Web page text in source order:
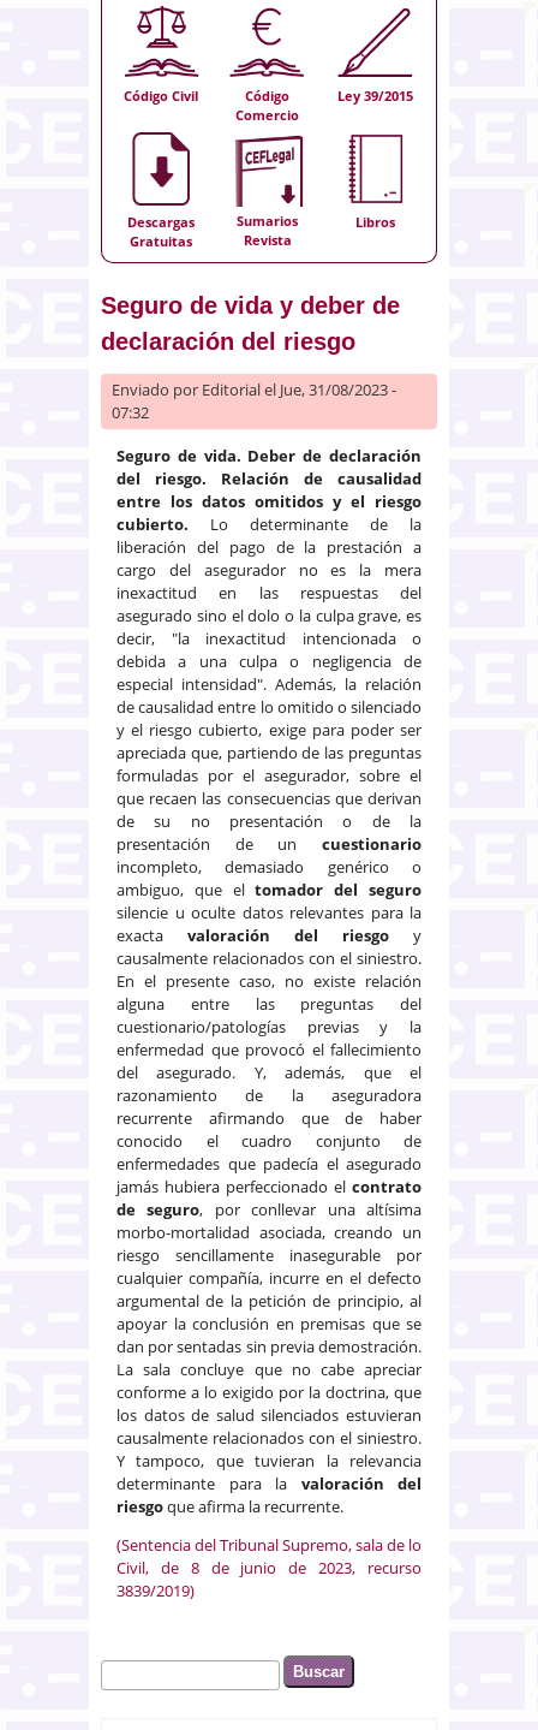
Código Civil
Código
Comercio
Ley 39/2015
Descargas
Gratuitas
Sumarios
Revista
Libros
Seguro de vida y deber de
declaración del riesgo
Enviado por Editorialel Jue, 31/08/2023 -
07:32
Seguro de vida. Deber de declaración
del riesgo. Relación de causalidad
entre los datos omitidos y el riesgo
cubierto. Lo determinante de la
liberación del pago de la prestación a
cargo del asegurador no es la mera
inexactitud en las respuestas del
asegurado sino el dolo o la culpa grave, es
decir, "la inexactitud intencionada o
debida a una culpa o negligencia de
especial intensidad". Además, la relación
de causalidad entre lo omitido o silenciado
y el riesgo cubierto, exige para poder ser
apreciada que, partiendo de las preguntas
formuladas por el asegurador, sobre el
que recaen las consecuencias que derivan
de su no presentación o de la
presentación de un cuestionario
incompleto, demasiado genérico o
ambiguo, que eltomador del seguro
silencie u oculte datos relevantes para la
exacta valoración del riesgo y
causalmente relacionados con el siniestro.
En el presente caso, no existe relación
alguna entre las preguntas del
cuestionario/patologías previas y la
enfermedad que provocó el fallecimiento
del asegurado. Y, además, que el
razonamiento de la aseguradora
recurrente afirmando que de haber
conocido el cuadro conjunto de
enfermedades que padecía el asegurado
jamás hubiera perfeccionado el contrato
de seguro, por conllevar una altísima
morbo-mortalidad asociada, creando un
riesgo sencillamente inasegurable por
cualquier compañía, incurre en el defecto
argumental de la petición de principio, al
apoyar la conclusión en premisas que se
dan por sentadas sin previa demostración.
La sala concluye que no cabe apreciar
conforme a lo exigido por la doctrina, que
los datos de salud silenciados estuvieran
causalmente relacionados con el siniestro.
Y tampoco, que tuvieran la relevancia
determinante para la valoración del
riesgoque afirma la recurrente.
(Sentencia del Tribunal Supremo, sala de lo
Civil, de 8 de junio de 2023, recurso
3839/2019)
Formulario de búsqueda
Buscar